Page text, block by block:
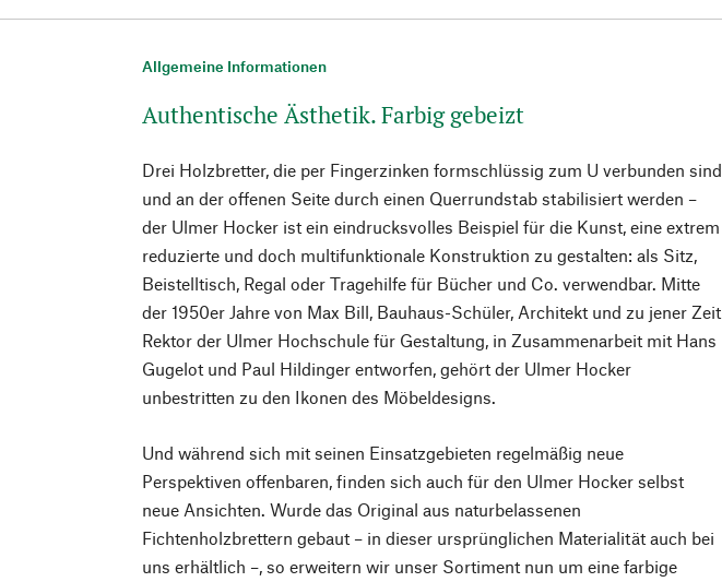
Allgemeine Informationen
Authentische Ästhetik. Farbig gebeizt
Drei Holzbretter, die per Fingerzinken formschlüssig zum U verbunden sind
und an der offenen Seite durch einen Querrundstab stabilisiert werden –
der Ulmer Hocker ist ein eindrucksvolles Beispiel für die Kunst, eine extrem
reduzierte und doch multifunktionale Konstruktion zu gestalten: als Sitz,
Beistelltisch, Regal oder Tragehilfe für Bücher und Co. verwendbar. Mitte
der 1950er Jahre von Max Bill, Bauhaus-Schüler, Architekt und zu jener Zeit
Rektor der Ulmer Hochschule für Gestaltung, in Zusammenarbeit mit Hans
Gugelot und Paul Hildinger entworfen, gehört der Ulmer Hocker
unbestritten zu den Ikonen des Möbeldesigns.
Und während sich mit seinen Einsatzgebieten regelmäßig neue
Perspektiven offenbaren, finden sich auch für den Ulmer Hocker selbst
neue Ansichten. Wurde das Original aus naturbelassenen
Fichtenholzbrettern gebaut – in dieser ursprünglichen Materialität auch bei
uns erhältlich –, so erweitern wir unser Sortiment nun um eine farbige